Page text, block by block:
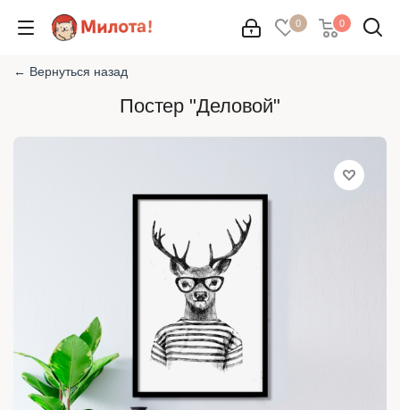
0 0
← Вернуться назад
Постер "Деловой"